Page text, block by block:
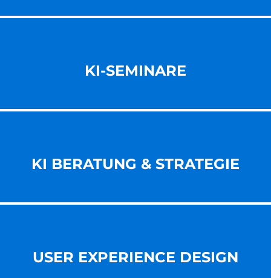
KI-SEMINARE
KI BERATUNG & STRATEGIE
USER EXPERIENCE DESIGN